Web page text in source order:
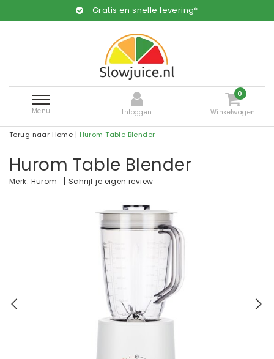
Gratis en snelle levering*
Menu Inloggen
0
Winkelwagen
Terug naar Home | Hurom Table Blender
Hurom Table Blender
Merk: Hurom | Schrijf je eigen review